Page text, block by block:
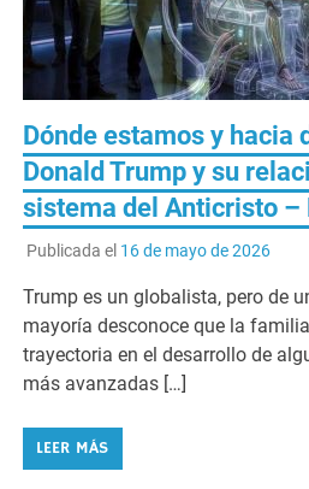
Dónde estamos y hacia
Donald Trump y su
sistema del Anticristo –
Publicada el 16 de mayo de 2026
Trump es un globalista, pero de
mayoría desconoce que la
trayectoria en el desarrollo de
más avanzadas […]
LEER MÁS